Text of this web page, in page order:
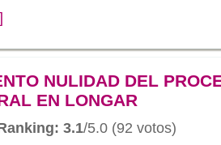
NULIDAD DEL
EN LONGAR
3.1/5.0 (92 votos)